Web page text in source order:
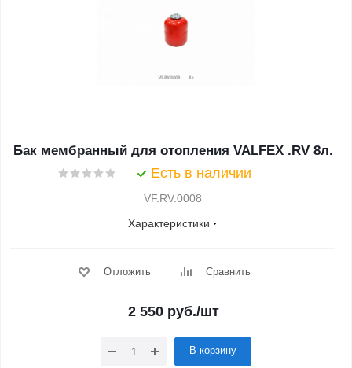
Бак мембранный для отопления VALFEX .RV 8л.
Есть в наличии
VF.RV.0008
Характеристики
Отложить Сравнить
2 550руб./шт
В корзину